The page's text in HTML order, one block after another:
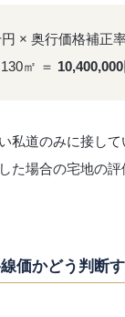
× 奥行価格補正
㎡ ＝ 10,400,000
私道のみに接し
た場合の宅地の
価かどう判断